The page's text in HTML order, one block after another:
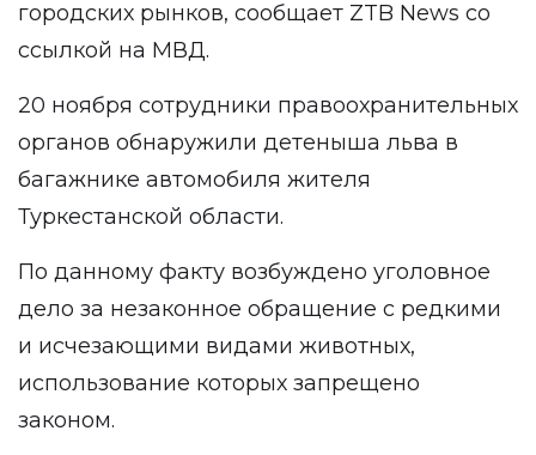
городских рынков, сообщает ZTB News со
ссылкой на МВД.
20 ноября сотрудники правоохранительных
органов обнаружили детеныша льва в
багажнике автомобиля жителя
Туркестанской области.
По данному факту возбуждено уголовное
дело за незаконное обращение с редкими
и исчезающими видами животных,
использование которых запрещено
законом.